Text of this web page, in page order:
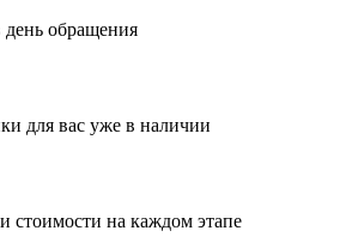
обращения
для вас уже в наличии
стоимости на каждом этапе